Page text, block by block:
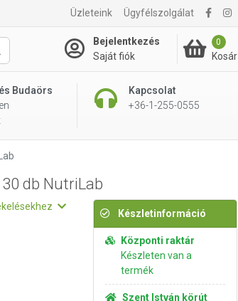
Üzleteink Ügyfélszolgálat
Bejelentkezés
Saját fiók
0
Kosár
Budaörs
Kapcsolat
+36-1-255-0555
1 950 Ft Kosárba rakom
db NutriLab
Készletinformáció
Központi raktár
Készleten van a
termék
Szent István körút